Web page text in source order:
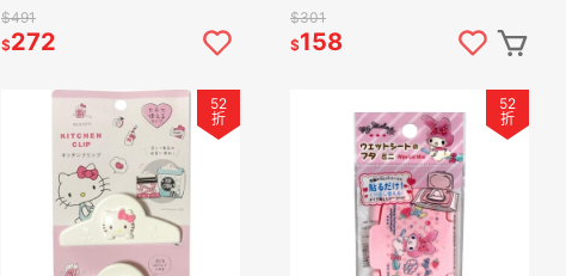
洛米 6A53R
$491
$272
酷洛米 20250520
$301
$158
52
折
52
折